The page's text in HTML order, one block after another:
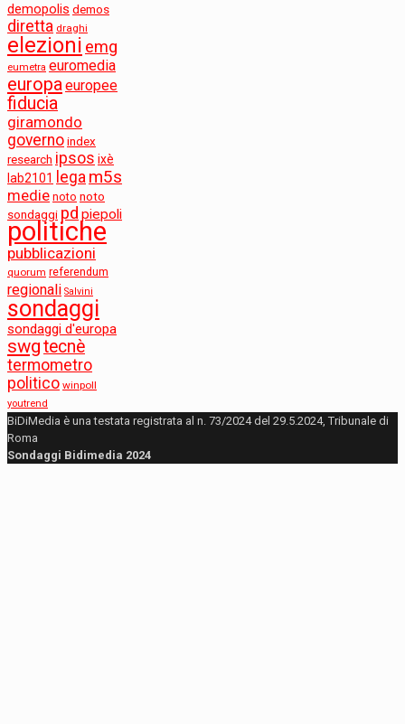
demopolis demos
diretta draghi
elezioni emg
eumetra euromedia
europaeuropee
fiducia
giramondo
governoindex
research ipsos ixè
lab2101
lega m5s
medie noto noto
sondaggi pd piepoli
politiche
pubblicazioni
quorum referendum
regionali Salvini
sondaggi
sondaggi d'europa
swgtecnè
termometro
politico winpoll
youtrend
BiDiMedia è una testata registrata al n. 73/2024 del 29.5.2024, Tribunale di
Roma
Sondaggi Bidimedia 2024